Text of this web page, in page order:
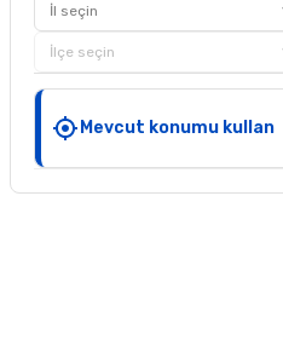
İl seçin
İlçe seçin
Mevcut konumu kullan